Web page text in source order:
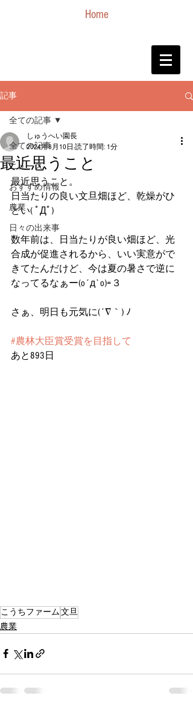
Home
記事
全ての記事
ニュース
おすすめ情報
農業
日々の出来事
全ての記事
最近思うこと
しゅうへい園長
2024年8月10日 読了時間: 1分
最近思うこと。
日当たりの良い文旦畑ほど、乾燥がひ
どい( ﾟДﾟ)
数年前は、日当たりが良い畑ほど、光
合成が促進されるから、いい実意がで
きてたんだけど、今は夏の暑さで逆に
なってるなぁー(o´д`o)=３
さぁ、明日も元気に(´∇｀) ﾉ
#農林大臣賞受賞を目指して
あと893日
こうちファーム文旦
農業